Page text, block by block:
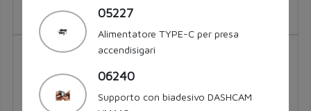
Tensione [V] 12
Tasto ON/OFF.
Installazione a parabrezza con biadesivo.
Inclinazione videocamera regolabile.
Alimentazione: input 9/30V output 5V 2A.
Temperatura di esercizio -20/+70°C.
05227
Alimentatore TYPE-C per presa
accendisigari
06240
Supporto con biadesivo DASHCAM